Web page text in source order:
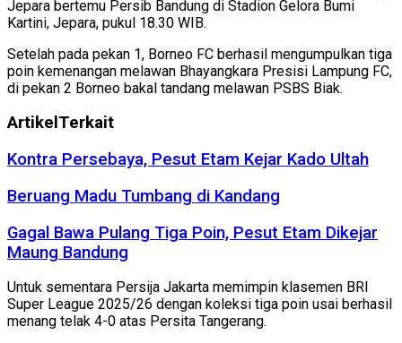
Jepara bertemu Persib Bandung di Stadion Gelora Bumi
Kartini, Jepara, pukul 18.30 WIB.
Setelah pada pekan 1, Borneo FC berhasil mengumpulkan tiga
poin kemenangan melawan Bhayangkara Presisi Lampung FC,
di pekan 2 Borneo bakal tandang melawan PSBS Biak.
Artikel Terkait
Kontra Persebaya, Pesut Etam Kejar Kado Ultah
Beruang Madu Tumbang di Kandang
Gagal Bawa Pulang Tiga Poin, Pesut Etam Dikejar
Maung Bandung
Untuk sementara Persija Jakarta memimpin klasemen BRI
Super League 2025/26 dengan koleksi tiga poin usai berhasil
menang telak 4-0 atas Persita Tangerang.